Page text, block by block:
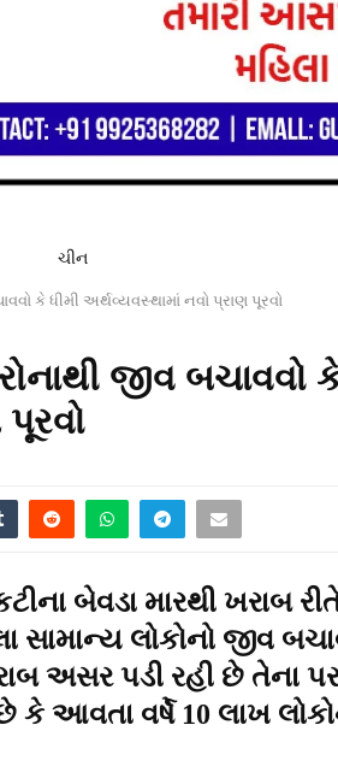
કે ધીમી અર્થવ્યવસ્થામાં નવો પ્રાણ પૂરવો
જીવ બચાવવો કે
બેવડા મારથી ખરાબ
સામાન્ય લોકોનો જીવ
અસર પડી રહી છે તેના
આવતા વર્ષે 10 લાખ